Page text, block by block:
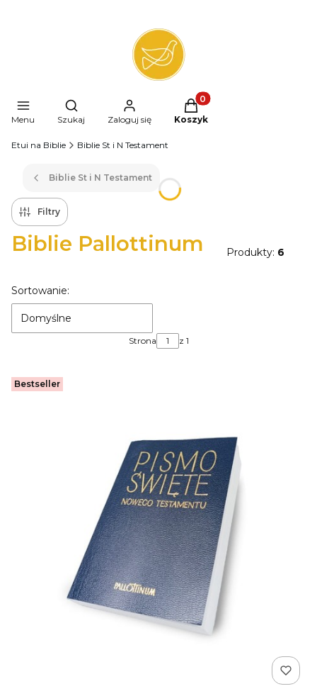
Menu
Otwórz wyszukiwarkę
Szukaj Zaloguj się
Produkty w koszyku: 0.
Koszyk
Etui na Biblie Biblie St i N Testament
Biblie St i N Testament
Filtry
Biblie Pallottinum Produkty: 6
Lista produktów
Sortowanie:
Domyślne
Strona z 1
Bestseller